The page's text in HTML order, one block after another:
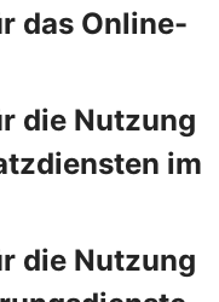
das Online-
die Nutzung
im
die Nutzung